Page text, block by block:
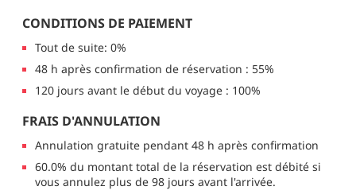
CONDITIONS DE PAIEMENT
Tout de suite: 0%
48 h après confirmation de réservation : 55%
120 jours avant le début du voyage : 100%
FRAIS D'ANNULATION
Annulation gratuite pendant 48 h après confirmation
60.0% du montant total de la réservation est débité si
vous annulez plus de 98 jours avant l'arrivée.